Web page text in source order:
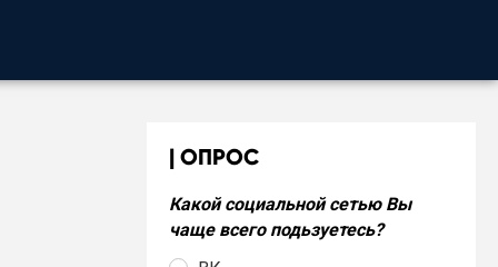
ОПРОС
Какой социальной сетью Вы
чаще всего подьзуетесь?